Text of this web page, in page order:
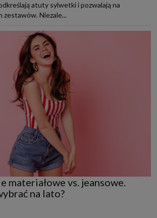
atuty sylwetki i pozwalają na
Niezale...
materiałowe vs. jeansowe.
na lato?